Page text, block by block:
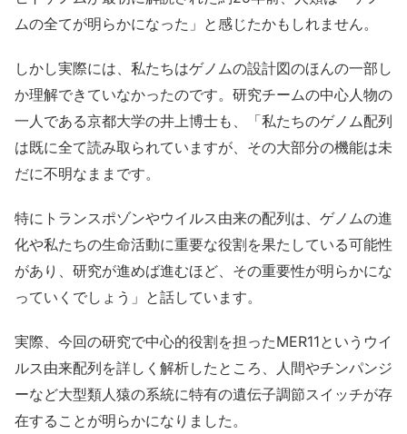
ムの全てが明らかになった」と感じたかもしれません。
しかし実際には、私たちはゲノムの設計図のほんの一部し
か理解できていなかったのです。研究チームの中心人物の
一人である京都大学の井上博士も、「私たちのゲノム配列
は既に全て読み取られていますが、その大部分の機能は未
だに不明なままです。
特にトランスポゾンやウイルス由来の配列は、ゲノムの進
化や私たちの生命活動に重要な役割を果たしている可能性
があり、研究が進めば進むほど、その重要性が明らかにな
っていくでしょう」と話しています。
実際、今回の研究で中心的役割を担ったMER11というウイ
ルス由来配列を詳しく解析したところ、人間やチンパンジ
ーなど大型類人猿の系統に特有の遺伝子調節スイッチが存
在することが明らかになりました。